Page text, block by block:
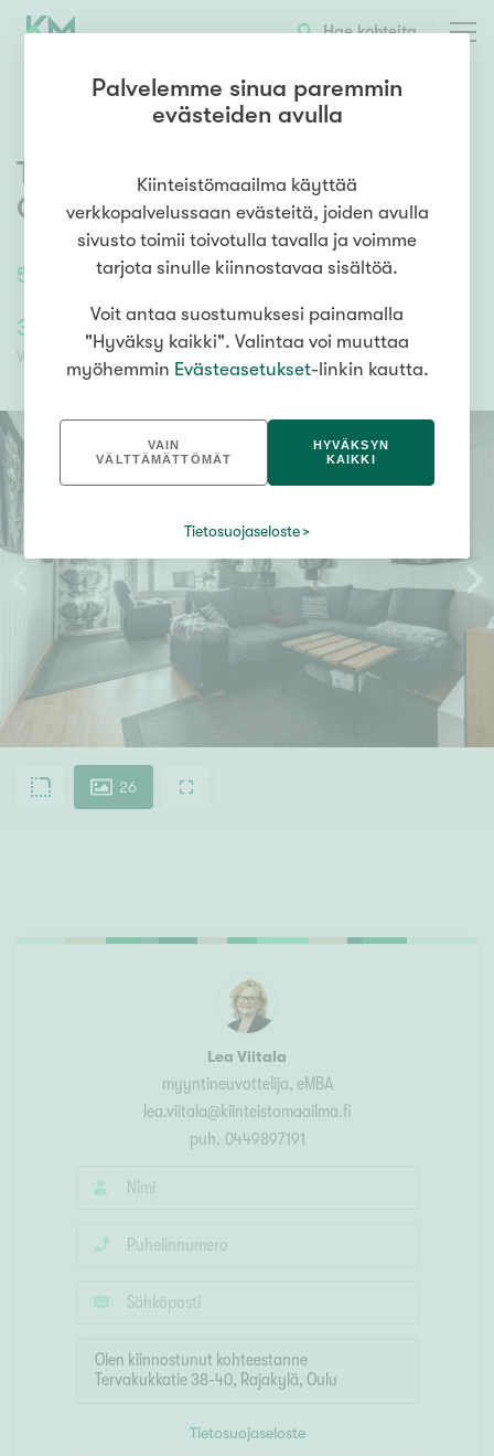
Hae kohteita
59 59m² 2h, k, kph, parveke
Tervakukkatie 38-40,Rajakylä
Oulu
37 000,00 €
Velaton hinta
32 489,52 €
26
Lea Viitala
myyntineuvottelija, eMBA
lea.viitala@kiinteistomaailma.fi
puh. 0449897191
Tietosuojaseloste
Palvelemme sinua paremmin
evästeiden avulla
Kiinteistömaailma käyttää
verkkopalvelussaan evästeitä, joiden avulla
sivusto toimii toivotulla tavalla ja voimme
tarjota sinulle kiinnostavaa sisältöä.
Voit antaa suostumuksesi painamalla
"Hyväksy kaikki". Valintaa voi muuttaa
myöhemmin Evästeasetukset-linkin kautta.
VAIN
VÄLTTÄMÄTTÖMÄT
HYVÄKSYN
KAIKKI
Tietosuojaseloste